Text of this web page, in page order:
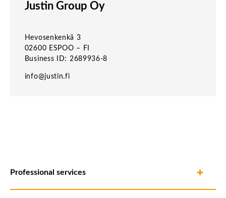
Justin Group Oy
Hevosenkenkä 3
02600 ESPOO – FI
Business ID: 2689936-8
info@justin.fi
Professional services